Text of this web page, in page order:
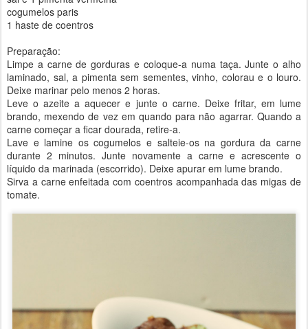
cogumelos paris
1 haste de coentros
Preparação:
Limpe a carne de gorduras e coloque-a numa taça. Junte o alho
laminado, sal, a pimenta sem sementes, vinho, colorau e o louro.
Deixe marinar pelo menos 2 horas.
Leve o azeite a aquecer e junte o carne. Deixe fritar, em lume
brando, mexendo de vez em quando para não agarrar. Quando a
carne começar a ficar dourada, retire-a.
Lave e lamine os cogumelos e salteie-os na gordura da carne
durante 2 minutos. Junte novamente a carne e acrescente o
líquido da marinada (escorrido). Deixe apurar em lume brando.
Sirva a carne enfeitada com coentros acompanhada das migas de
tomate.